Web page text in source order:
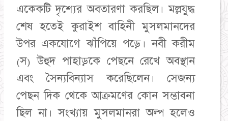
একেকটি দৃশ্যের অবতারণা করছিল। মল্লযুদ্ধ
শেষ হতেই কুরাইশ বাহিনী মুসলমানদের
উপর একযোগে ঝাঁপিয়ে পড়ে। নবী করীম
(স) উহুদ পাহাড়কে পেছনে রেখে অবস্থান
এবং সৈন্যবিন্যাস করেছিলেন। সেজন্য
পেছন দিক থেকে আক্রমণের কোন সম্ভাবনা
ছিল না। সংখ্যায় মুসলমানরা অল্প হলেও